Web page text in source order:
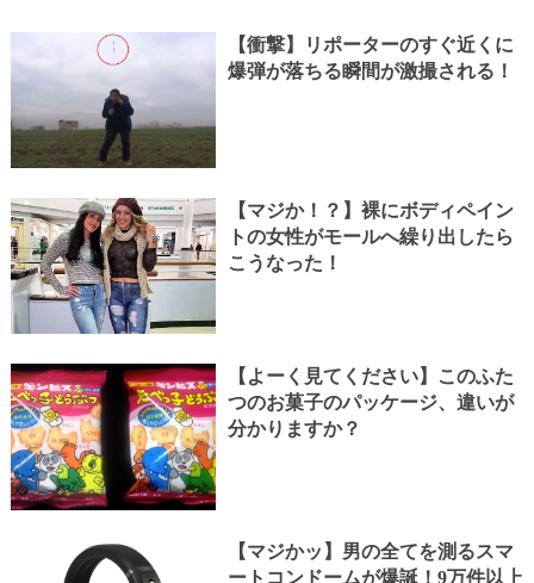
【衝撃】リポーターのすぐ近くに
爆弾が落ちる瞬間が激撮される！
【マジか！？】裸にボディペイン
トの女性がモールへ繰り出したら
こうなった！
【よーく見てください】このふた
つのお菓子のパッケージ、違いが
分かりますか？
【マジかッ】男の全てを測るスマ
ートコンドームが爆誕！9万件以上